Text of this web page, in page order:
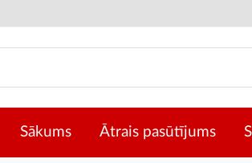
Sākums Ātrais pasūtījums